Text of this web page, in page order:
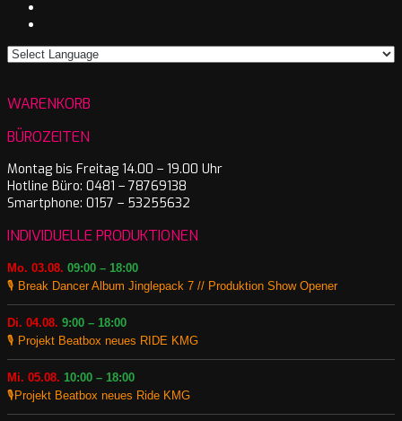
WARENKORB
BÜROZEITEN
Montag bis Freitag 14.00 – 19.00 Uhr
Hotline Büro: 0481 – 78769138
Smartphone: 0157 – 53255632
INDIVIDUELLE PRODUKTIONEN
Mo. 03.08. 09:00 – 18:00
🎙️ Break Dancer Album Jinglepack 7 // Produktion Show Opener
Di. 04.08. 9:00 – 18:00
🎙️ Projekt Beatbox neues RIDE KMG
Mi. 05.08. 10:00 – 18:00
🎙️Projekt Beatbox neues Ride KMG